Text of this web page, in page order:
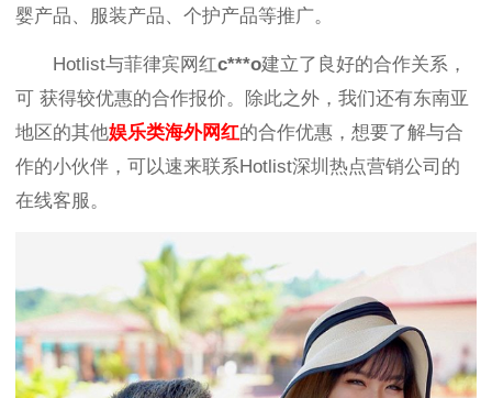
婴产品、服装产品、个护产品等推广。
Hotlist与菲律宾网红c***o建立了良好的合作关系，
可 获得较优惠的合作报价。除此之外，我们还有东南亚
地区的其他娱乐类海外网红的合作优惠，想要了解与合
作的小伙伴，可以速来联系Hotlist深圳热点营销公司的
在线客服。